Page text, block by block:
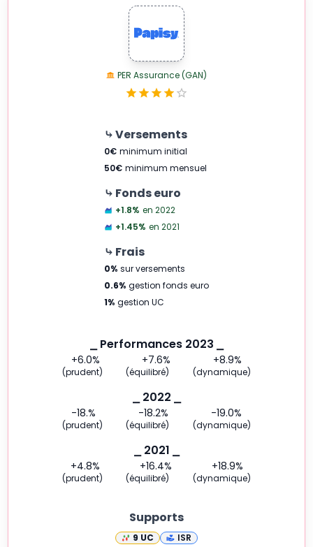
PER Assurance (GAN)
⤷ Versements
0€ minimum initial
50€ minimum mensuel
⤷ Fonds euro
+1.8% en 2022
+1.45% en 2021
⤷ Frais
0% sur versements
0.6% gestion fonds euro
1% gestion UC
⎯ Performances 2023 ⎯
+6.0% +7.6% +8.9%
(prudent) (équilibré) (dynamique)
⎯ 2022 ⎯
-18.% -18.2% -19.0%
(prudent) (équilibré) (dynamique)
⎯ 2021 ⎯
+4.8% +16.4% +18.9%
(prudent) (équilibré) (dynamique)
Supports
9 UC
ISR